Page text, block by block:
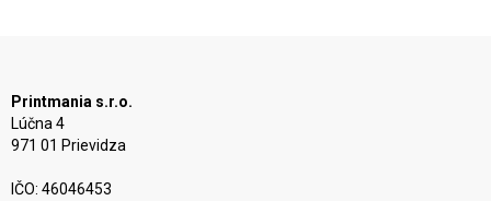
Printmania s.r.o.
Lúčna 4
971 01 Prievidza
IČO: 46046453